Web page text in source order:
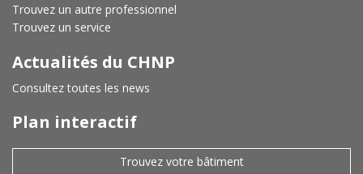
Trouvez un autre professionnel
Trouvez un service
Actualités du CHNP
Consultez toutes les news
Plan interactif
Trouvez votre bâtiment